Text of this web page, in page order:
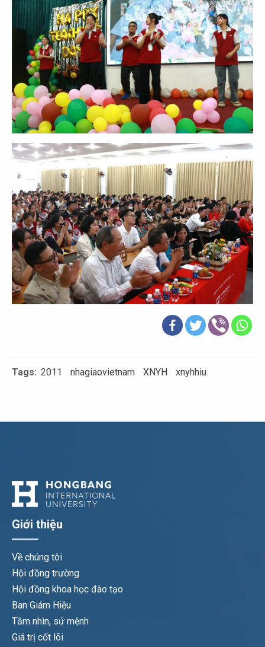
Tags: 2011 nhagiaovietnam XNYH xnyhhiu
Giới thiệu
Về chúng tôi
Hội đồng trường
Hội đồng khoa học đào tạo
Ban Giám Hiệu
Tầm nhìn, sứ mệnh
Giá trị cốt lõi